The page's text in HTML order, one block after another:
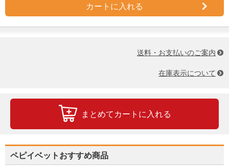
カートに入れる
送料・お支払いのご案内
在庫表示について
まとめてカートに入れる
ペピイベットおすすめ商品